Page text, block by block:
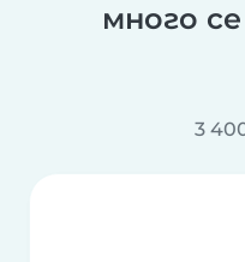
много
3